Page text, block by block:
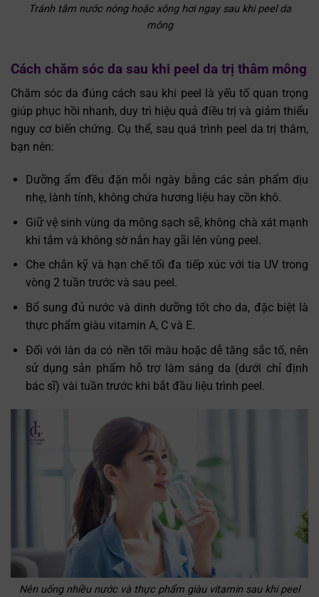
Tránh tắm nước nóng hoặc xông hơi ngay sau khi peel da
mông
Cách chăm sóc da sau khi peel da trị thâm mông
Chăm sóc da đúng cách sau khi peel là yếu tố quan trọng
giúp phục hồi nhanh, duy trì hiệu quả điều trị và giảm thiểu
nguy cơ biến chứng. Cụ thể, sau quá trình peel da trị thâm,
bạn nên:
Dưỡng ẩm đều đặn mỗi ngày bằng các sản phẩm dịu
nhẹ, lành tính, không chứa hương liệu hay cồn khô.
Giữ vệ sinh vùng da mông sạch sẽ, không chà xát mạnh
khi tắm và không sờ nắn hay gãi lên vùng peel.
Che chắn kỹ và hạn chế tối đa tiếp xúc với tia UV trong
vòng 2 tuần trước và sau peel.
Bổ sung đủ nước và dinh dưỡng tốt cho da, đặc biệt là
thực phẩm giàu vitamin A, C và E.
Đối với làn da có nền tối màu hoặc dễ tăng sắc tố, nên
sử dụng sản phẩm hỗ trợ làm sáng da (dưới chỉ định
bác sĩ) vài tuần trước khi bắt đầu liệu trình peel.
Nên uống nhiều nước và thực phẩm giàu vitamin sau khi peel